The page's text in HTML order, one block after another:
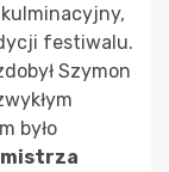
kulminacyjny,
festiwalu.
Szymon
było